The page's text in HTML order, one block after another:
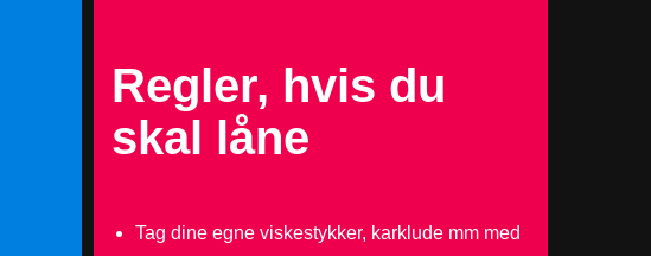
Regler, hvis du
skal låne
Tag dine egne viskestykker, karklude mm med